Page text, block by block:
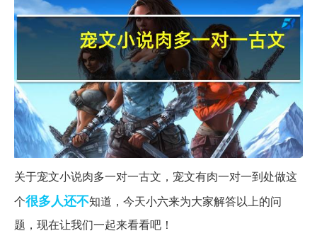
关于宠文小说肉多一对一古文，宠文有肉一对一到处做这
个很多人还不知道，今天小六来为大家解答以上的问
题，现在让我们一起来看看吧！